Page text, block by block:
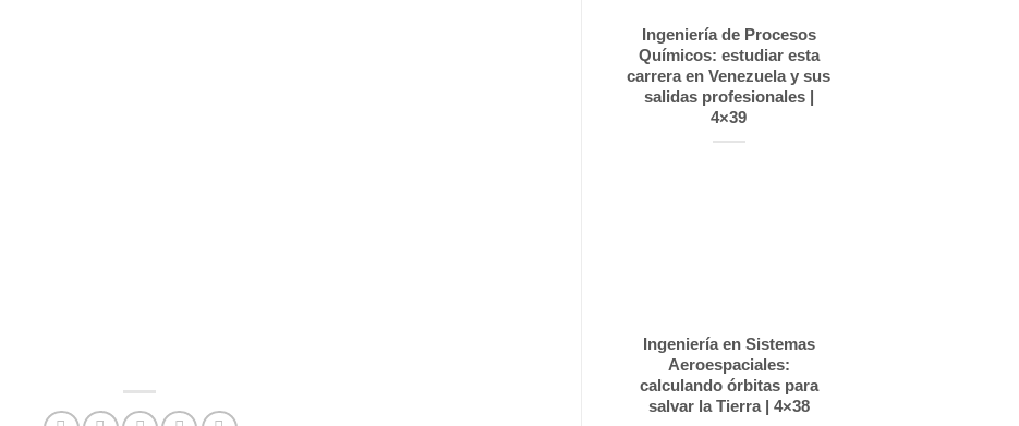
Ingeniería de Procesos
Químicos: estudiar esta
carrera en Venezuela y sus
salidas profesionales |
4×39
Ingeniería en Sistemas
Aeroespaciales:
calculando órbitas para
salvar la Tierra | 4×38